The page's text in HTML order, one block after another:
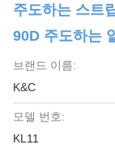
주도하는 스트
90D 주도하는
브랜드 이름:
K&C
모델 번호:
KL11